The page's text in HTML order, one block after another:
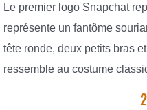
Le premier logo Snapchat
représente un fantôme
tête ronde, deux petits bras
ressemble au costume